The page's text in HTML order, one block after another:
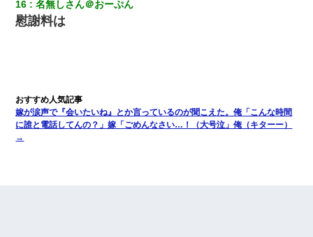
16 名無しさん＠おーぷん
慰謝料は
嫁が涙声で『会いたいね』とか言っているのが聞こえた。俺「こんな時間
に誰と電話してんの？」嫁「ごめんなさい…！（大号泣」俺（キターー）
→